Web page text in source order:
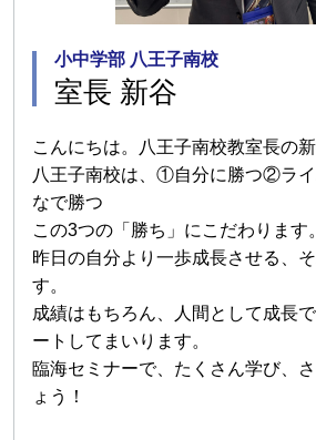
小中学部 八王子南校
室長 新谷
こんにちは。八王子南校教室長の新
八王子南校は、①自分に勝つ②ラ
なで勝つ
この3つの「勝ち」にこだわります。
昨日の自分より一歩成長させる、
す。
成績はもちろん、人間として成長
ートしてまいります。
臨海セミナーで、たくさん学び、
ょう！